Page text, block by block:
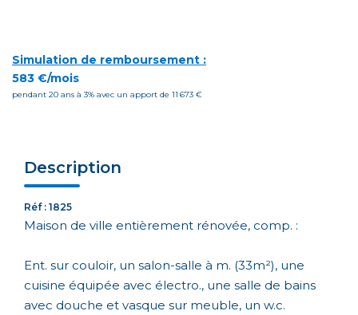
Simulation de remboursement :
583 €/mois
pendant 20 ans à 3% avec un apport de 11 673 €
Description
Réf : 1825
Maison de ville entièrement rénovée, comp. :
Ent. sur couloir, un salon-salle à m. (33m²), une
cuisine équipée avec électro., une salle de bains
avec douche et vasque sur meuble, un w.c.